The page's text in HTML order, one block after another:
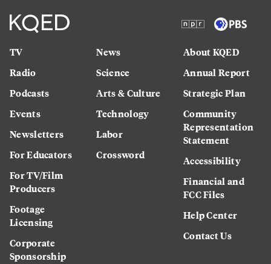
TV
Radio
Podcasts
Events
Newsletters
For Educators
For TV/Film
Producers
Footage
Licensing
Corporate
Sponsorship
News
Science
Arts & Culture
Technology
Labor
Crossword
About KQED
Annual Report
Strategic Plan
Community
Representation
Statement
Accessibility
Financial and
FCC Files
Help Center
Contact Us